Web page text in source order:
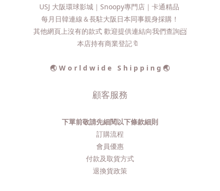
USJ 大阪環球影城｜Snoopy專門店｜卡通精品
每月日韓連線＆長駐大阪日本同事親身採購！
其他網頁上沒有的款式 歡迎提供連結向我們查詢📨​
本店持有商業登記🔖
🌏 W o r l d w i d e S h i p p i n g 🌏
顧客服務
下單前敬請先細閱以下條款細則
訂購流程​
會員優惠
付款及取貨方式
退換貨政策